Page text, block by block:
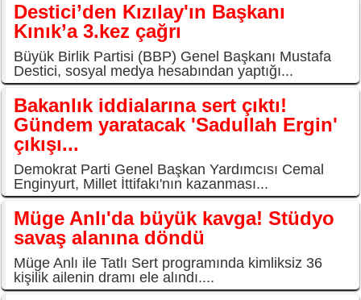
Destici’den Kızılay'ın Başkanı
Kınık’a 3.kez çağrı
Büyük Birlik Partisi (BBP) Genel Başkanı Mustafa
Destici, sosyal medya hesabından yaptığı...
Bakanlık iddialarına sert çıktı!
Gündem yaratacak 'Sadullah Ergin'
çıkışı...
Demokrat Parti Genel Başkan Yardımcısı Cemal
Enginyurt, Millet İttifakı'nın kazanması...
Müge Anlı'da büyük kavga! Stüdyo
savaş alanına döndü
Müge Anlı ile Tatlı Sert programında kimliksiz 36
kişilik ailenin dramı ele alındı....